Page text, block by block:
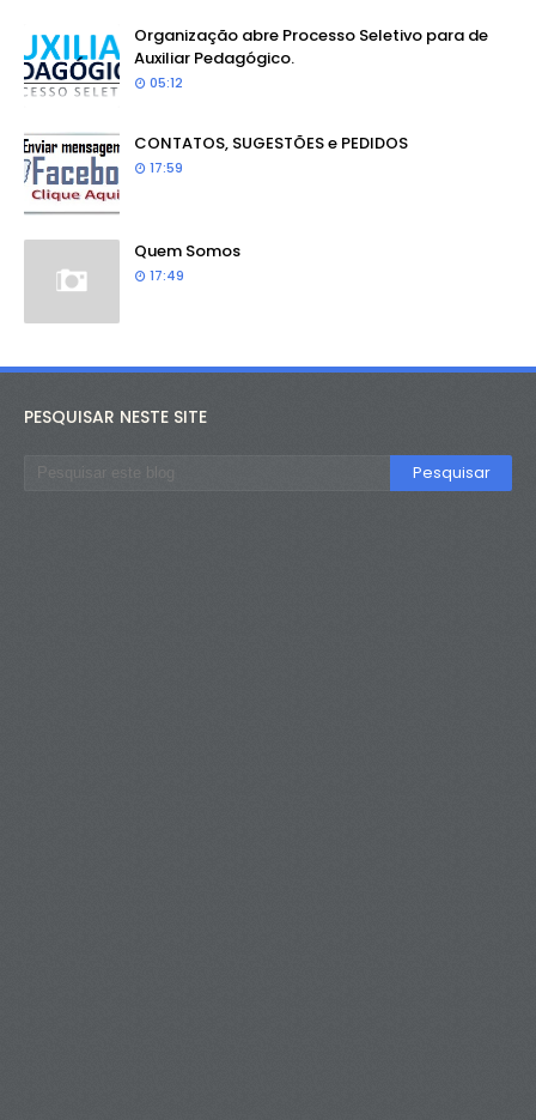
Organização abre Processo Seletivo para de
Auxiliar Pedagógico.
05:12
CONTATOS, SUGESTÕES e PEDIDOS
17:59
Quem Somos
17:49
PESQUISAR NESTE SITE